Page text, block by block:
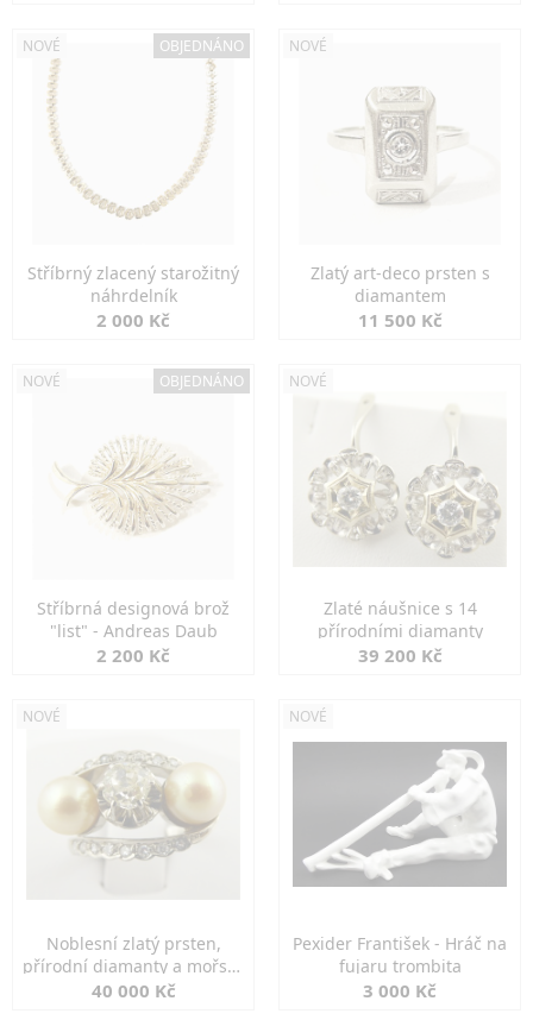
NOVÉ OBJEDNÁNO
Stříbrný zlacený starožitný
náhrdelník
2 000 Kč
NOVÉ
Zlatý art-deco prsten s
diamantem
11 500 Kč
NOVÉ OBJEDNÁNO
Stříbrná designová brož
"list" - Andreas Daub
2 200 Kč
NOVÉ
Zlaté náušnice s 14
přírodními diamanty
39 200 Kč
NOVÉ
Noblesní zlatý prsten,
přírodní diamanty a mořské
perly
40 000 Kč
NOVÉ
Pexider František - Hráč na
fujaru trombita
3 000 Kč